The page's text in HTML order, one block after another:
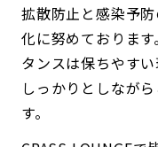
拡散防止と感染予
化に努めておりま
タンスは保ちやす
しっかりとしなが
す。